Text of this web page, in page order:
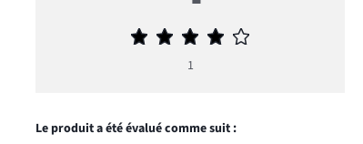
Note
4
1
Le produit a été évalué comme suit :